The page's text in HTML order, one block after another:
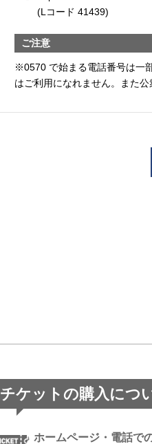
(Lコード 41439)
ご注意
※0570 で始まる電話番号は一
はご利用になれません。また
チケットの購入につ
ホームページ・電話で